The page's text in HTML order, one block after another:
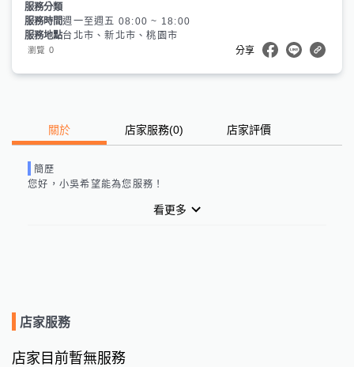
服務分類
服務時間週一至週五 08:00 ~ 18:00
服務地點台北市、新北市、桃園市
瀏覽 0 分享
關於 店家服務(0) 店家評價
簡歷
您好， 小吳希望能為您服務！
看更多
店家服務
店家目前暫無服務